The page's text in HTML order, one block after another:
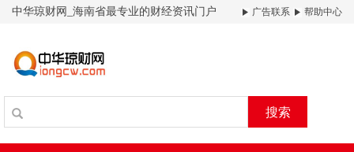
中华琼财网_海南省最专业的财经资讯门户 广告联系 帮助中心
搜索